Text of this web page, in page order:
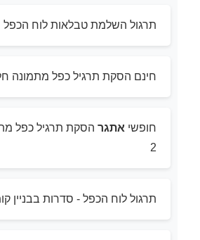
תרגול השלמת טבלאות לוח הכפל
חינם הסקת תרגיל כפל מתמונה
חופשי אתגר הסקת תרגיל כפל
2
תרגול לוח הכפל - סדרות בבניין